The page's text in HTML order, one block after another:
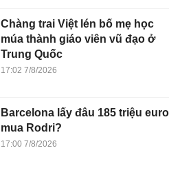
Chàng trai Việt lén bố mẹ học
múa thành giáo viên vũ đạo ở
Trung Quốc
17:02 7/8/2026
Barcelona lấy đâu 185 triệu euro
mua Rodri?
17:00 7/8/2026